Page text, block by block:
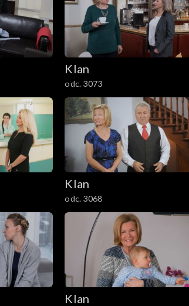
Klan
odc. 3073
Klan
odc. 3068
Klan